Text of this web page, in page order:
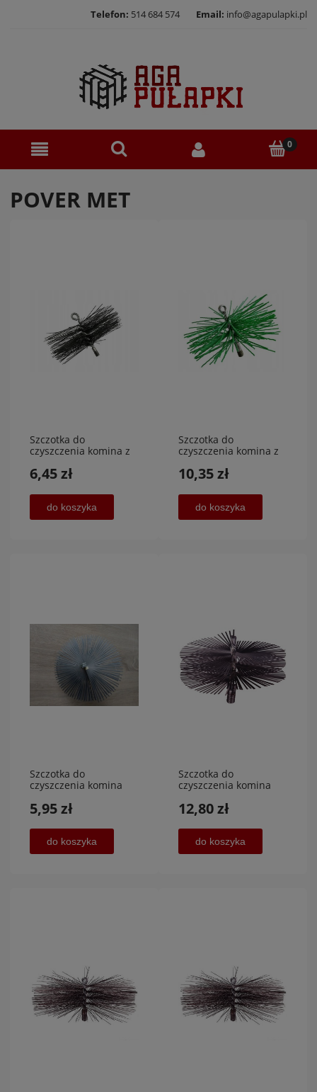
Telefon: 514 684 574 Email: info@agapulapki.pl
POVER MET
Szczotka do
czyszczenia komina z
mm,POVER MET
6,45 zł
do koszyka
Szczotka do
czyszczenia komina z
mm,POVER MET
10,35 zł
do koszyka
Szczotka do
czyszczenia komina
BLASZKI,POVER MET
5,95 zł
do koszyka
Szczotka do
czyszczenia komina
BLASZKI,POVER MET
12,80 zł
do koszyka